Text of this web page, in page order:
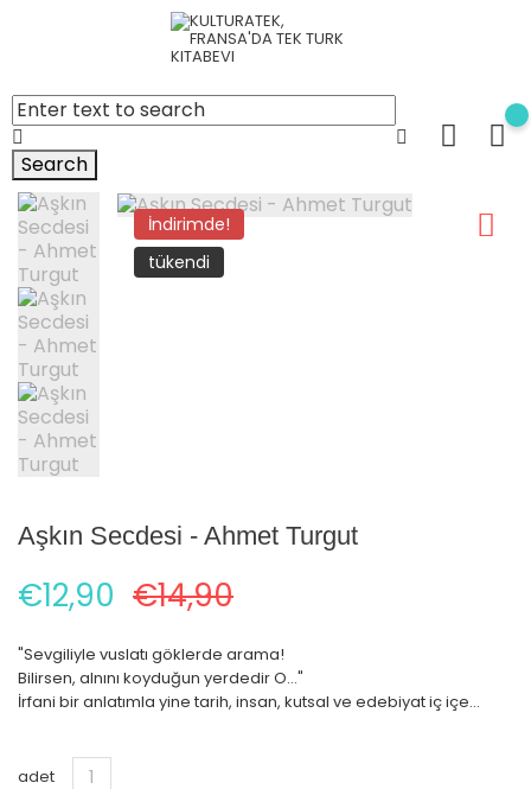
Search
İndirimde!
tükendi
Aşkın Secdesi - Ahmet Turgut
€12,90 €14,90
"Sevgiliyle vuslatı göklerde arama!
Bilirsen, alnını koyduğun yerdedir O..."
İrfani bir anlatımla yine tarih, insan, kutsal ve edebiyat iç içe...
adet